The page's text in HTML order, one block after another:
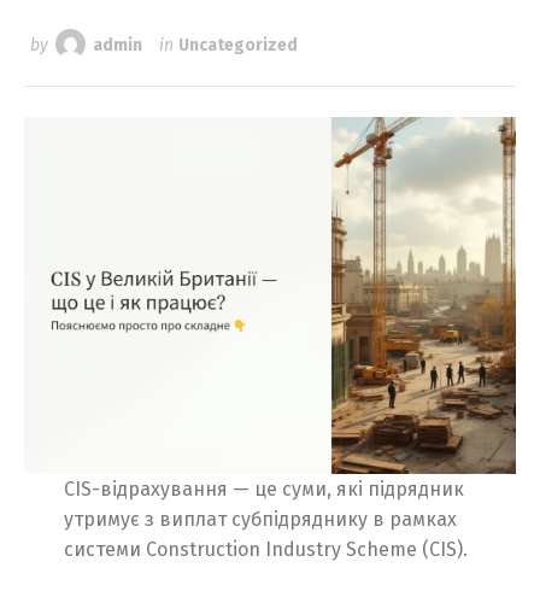
by admin in Uncategorized
CIS-відрахування — це суми, які підрядник
утримує з виплат субпідряднику в рамках
системи Construction Industry Scheme (CIS).